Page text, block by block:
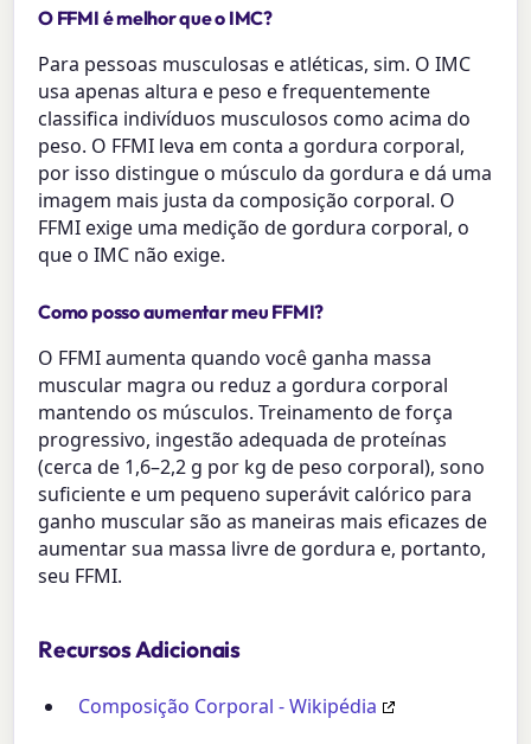
O FFMI é melhor que o IMC?
Para pessoas musculosas e atléticas, sim. O IMC
usa apenas altura e peso e frequentemente
classifica indivíduos musculosos como acima do
peso. O FFMI leva em conta a gordura corporal,
por isso distingue o músculo da gordura e dá uma
imagem mais justa da composição corporal. O
FFMI exige uma medição de gordura corporal, o
que o IMC não exige.
Como posso aumentar meu FFMI?
O FFMI aumenta quando você ganha massa
muscular magra ou reduz a gordura corporal
mantendo os músculos. Treinamento de força
progressivo, ingestão adequada de proteínas
(cerca de 1,6–2,2 g por kg de peso corporal), sono
suficiente e um pequeno superávit calórico para
ganho muscular são as maneiras mais eficazes de
aumentar sua massa livre de gordura e, portanto,
seu FFMI.
Recursos Adicionais
Composição Corporal - Wikipédia